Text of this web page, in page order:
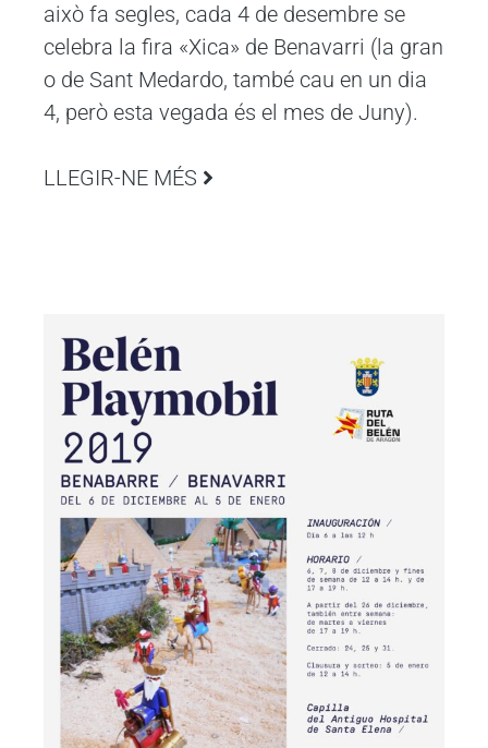
això fa segles, cada 4 de desembre se
celebra la fira «Xica» de Benavarri (la gran
o de Sant Medardo, també cau en un dia
4, però esta vegada és el mes de Juny).
LLEGIR-NE MÉS